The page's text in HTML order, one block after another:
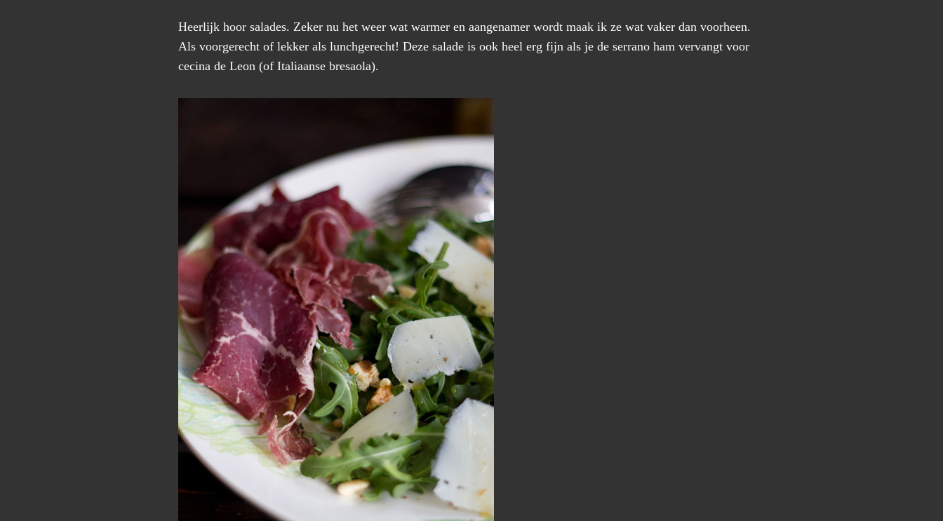
Heerlijk hoor salades. Zeker nu het weer wat warmer en aangenamer wordt maak ik ze wat vaker dan voorheen.
Als voorgerecht of lekker als lunchgerecht! Deze salade is ook heel erg fijn als je de serrano ham vervangt voor
cecina de Leon (of Italiaanse bresaola).